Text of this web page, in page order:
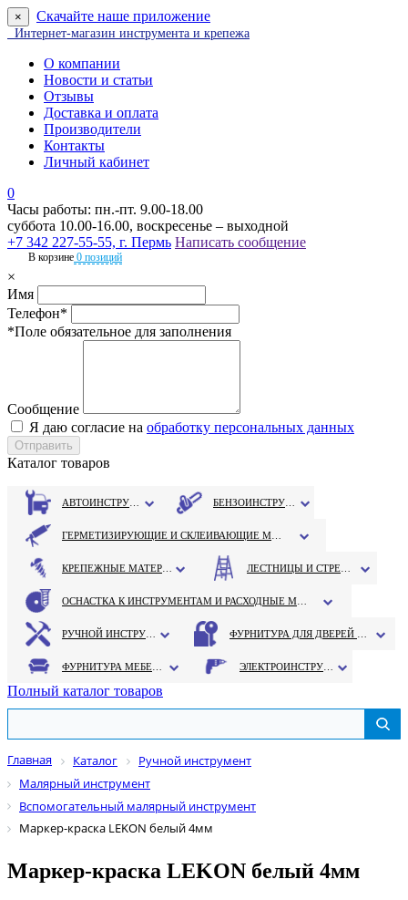
× Скачайте наше приложение
Интернет-магазин инструмента и крепежа
О компании
Новости и статьи
Отзывы
Доставка и оплата
Производители
Контакты
Личный кабинет
0
Часы работы: пн.-пт. 9.00-18.00
суббота 10.00-16.00, воскресенье – выходной
+7 342 227-55-55, г. Пермь Написать сообщение
В корзине 0 позиций
×
Имя
Телефон*
*Поле обязательное для заполнения
Сообщение
Я даю согласие на обработку персональных данных
Каталог товаров
Полный каталог товаров
Главная Каталог
Ручной инструмент
Малярный инструмент
Вспомогательный малярный инструмент
Маркер-краска LEKON белый 4мм
Маркер-краска LEKON белый 4мм